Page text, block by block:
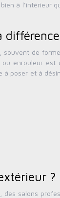
à l’intérieur
de
enrouleur est
à poser et à
?
salons